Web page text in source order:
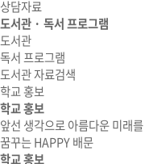
상담자료
도서관 · 독서 프로그램
도서관
독서 프로그램
도서관 자료검색
학교 홍보
학교 홍보
앞선 생각으로 아름다운 미래를
꿈꾸는 HAPPY 배문
학교 홍보